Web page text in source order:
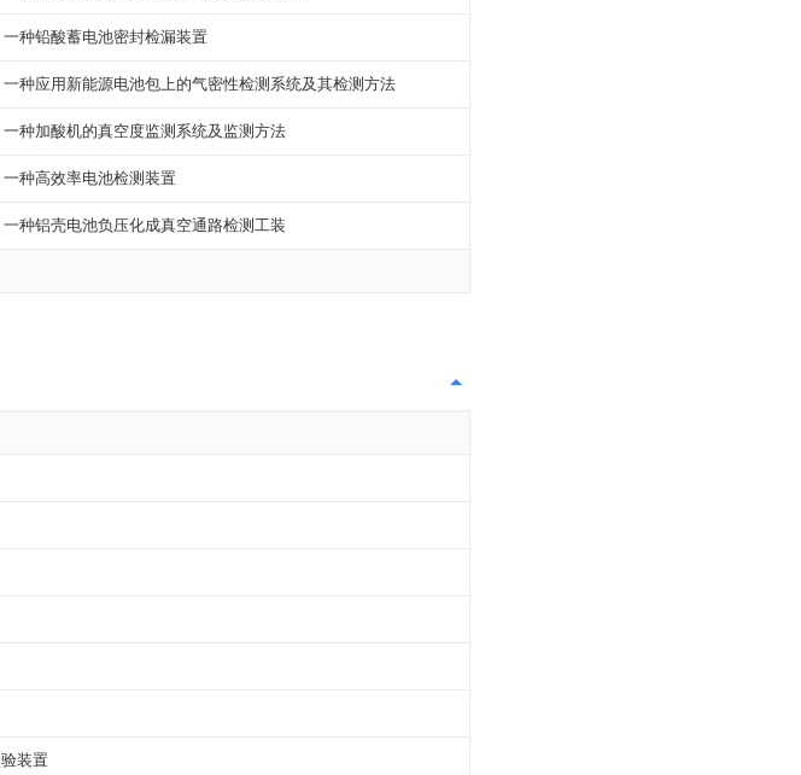
一种铅酸蓄电池密封检漏装置
一种应用新能源电池包上的气密性检测系统及其检测方法
一种加酸机的真空度监测系统及监测方法
一种高效率电池检测装置
一种铝壳电池负压化成真空通路检测工装
装置